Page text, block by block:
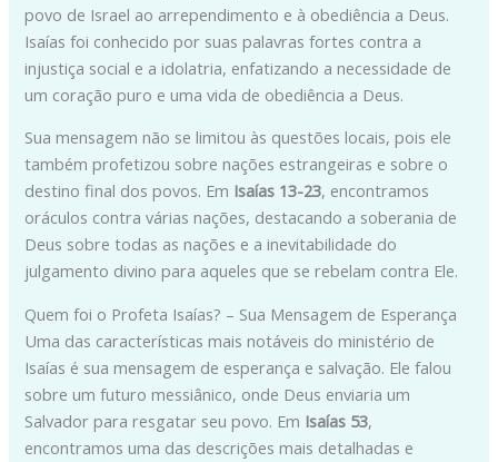
povo de Israel ao arrependimento e à obediência a Deus.
Isaías foi conhecido por suas palavras fortes contra a
injustiça social e a idolatria, enfatizando a necessidade de
um coração puro e uma vida de obediência a Deus.
Sua mensagem não se limitou às questões locais, pois ele
também profetizou sobre nações estrangeiras e sobre o
destino final dos povos. Em Isaías 13-23, encontramos
oráculos contra várias nações, destacando a soberania de
Deus sobre todas as nações e a inevitabilidade do
julgamento divino para aqueles que se rebelam contra Ele.
Quem foi o Profeta Isaías? – Sua Mensagem de Esperança
Uma das características mais notáveis do ministério de
Isaías é sua mensagem de esperança e salvação. Ele falou
sobre um futuro messiânico, onde Deus enviaria um
Salvador para resgatar seu povo. Em Isaías 53,
encontramos uma das descrições mais detalhadas e